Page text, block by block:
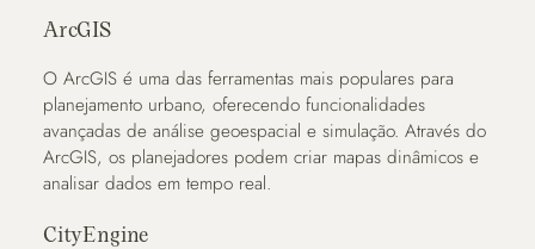
ArcGIS
O ArcGIS é uma das ferramentas mais populares para
planejamento urbano, oferecendo funcionalidades
avançadas de análise geoespacial e simulação. Através do
ArcGIS, os planejadores podem criar mapas dinâmicos e
analisar dados em tempo real.
CityEngine